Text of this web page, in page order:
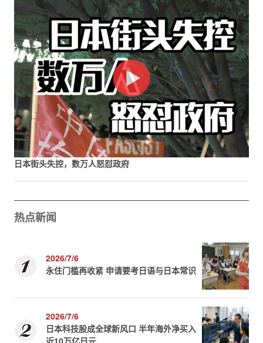
日本街头失控，数万人怒怼政府
热点新闻
2026/7/6
永住门槛再收紧 申请要考日语与日本常识
2026/7/6
日本科技股成全球新风口 半年海外净买入